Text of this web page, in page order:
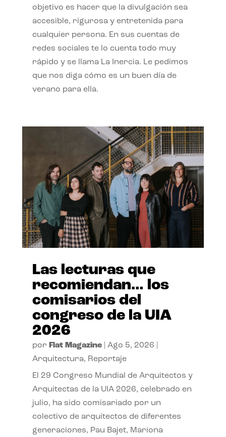
objetivo es hacer que la divulgación sea
accesible, rigurosa y entretenida para
cualquier persona. En sus cuentas de
redes sociales te lo cuenta todo muy
rápido y se llama La Inercia. Le pedimos
que nos diga cómo es un buen día de
verano para ella.
Las lecturas que
recomiendan… los
comisarios del
congreso de la UIA
2026
por Flat Magazine| Ago 5, 2026
Arquitectura, Reportaje
El 29 Congreso Mundial de Arquitectos y
Arquitectas de la UIA 2026, celebrado en
julio, ha sido comisariado por un
colectivo de arquitectos de diferentes
generaciones, Pau Bajet, Mariona